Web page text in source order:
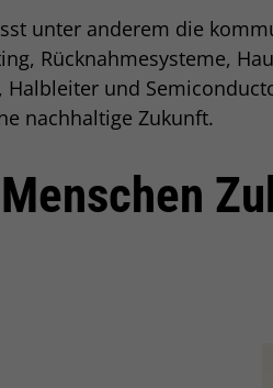
unter anderem die
Rücknahmesysteme,
Halbleiter und
nachhaltige Zukunft.